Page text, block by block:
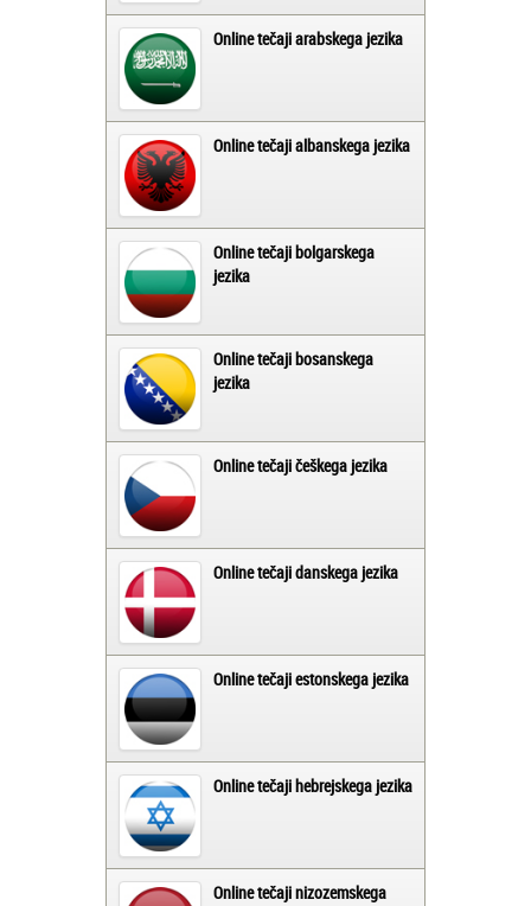
Online tečaji arabskega jezika
Online tečaji albanskega jezika
Online tečaji bolgarskega
jezika
Online tečaji bosanskega
jezika
Online tečaji češkega jezika
Online tečaji danskega jezika
Online tečaji estonskega jezika
Online tečaji hebrejskega jezika
Online tečaji nizozemskega